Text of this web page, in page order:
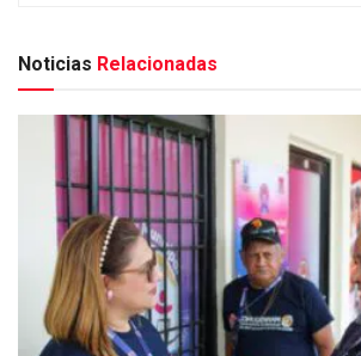
Noticias Relacionadas